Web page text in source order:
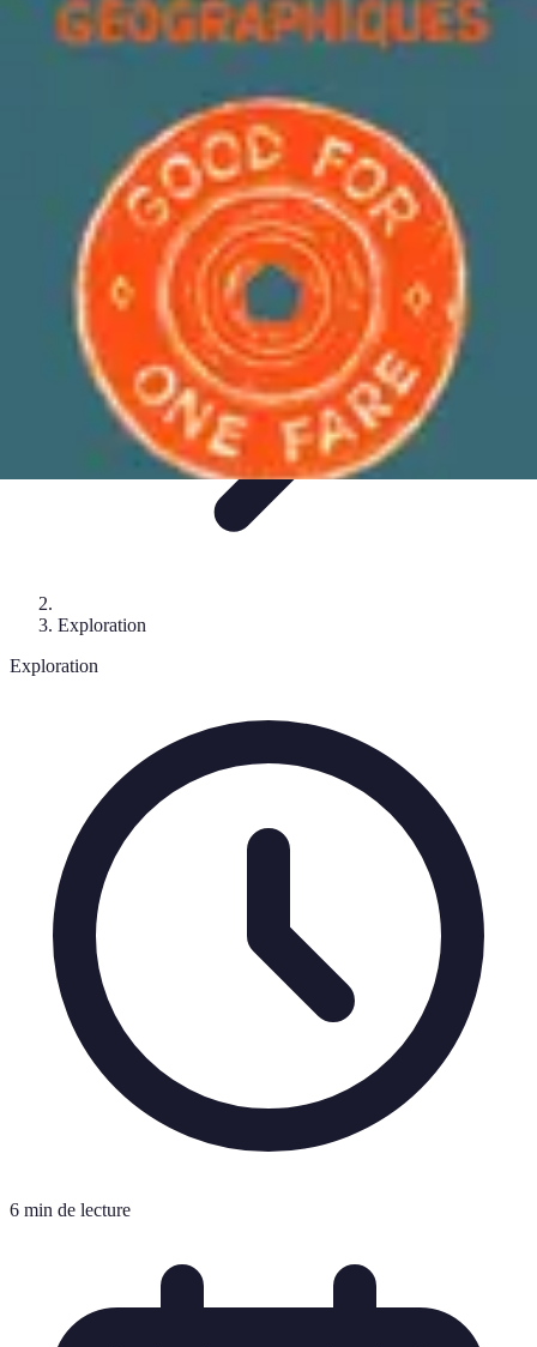
Géographie Explore
ExplorationCartographie et outilsExploration
Géographie Explore
Exploration
Exploration
6 min de lecture